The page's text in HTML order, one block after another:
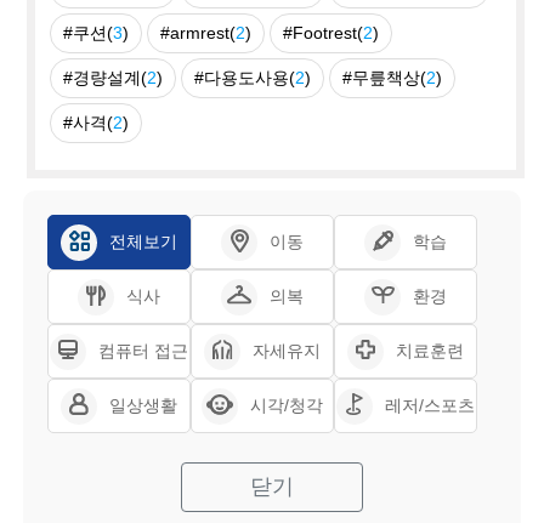
#쿠션(3) #armrest(2) #Footrest(2)
#경량설계(2) #다용도사용(2) #무릎책상(2)
#사격(2)
전체보기 이동 학습
식사 의복 환경
컴퓨터 접근 자세유지 치료훈련
일상생활 시각/청각 레저/스포츠
닫기